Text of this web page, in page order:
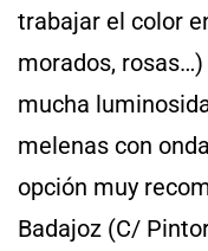
trabajar el color
morados,
mucha
melenas con
opción muy
Badajoz (C/